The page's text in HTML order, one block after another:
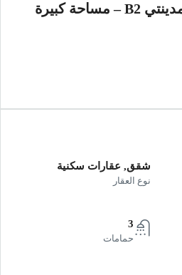
🏢 شقة 175م للبيع بمدينتي B2 – مساحة كبيرة
شقق, عقارات سكنية
نوع العقار
3
حمامات